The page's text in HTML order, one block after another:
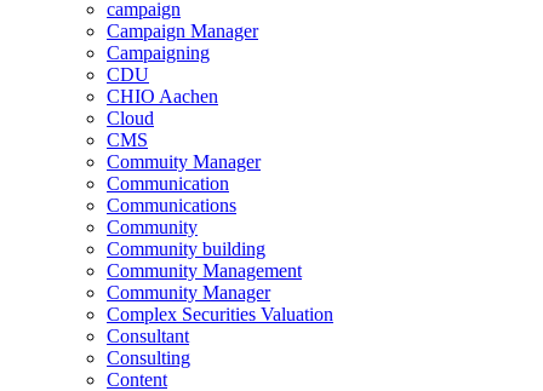
campaign
Campaign Manager
Campaigning
CDU
CHIO Aachen
Cloud
CMS
Commuity Manager
Communication
Communications
Community
Community building
Community Management
Community Manager
Complex Securities Valuation
Consultant
Consulting
Content